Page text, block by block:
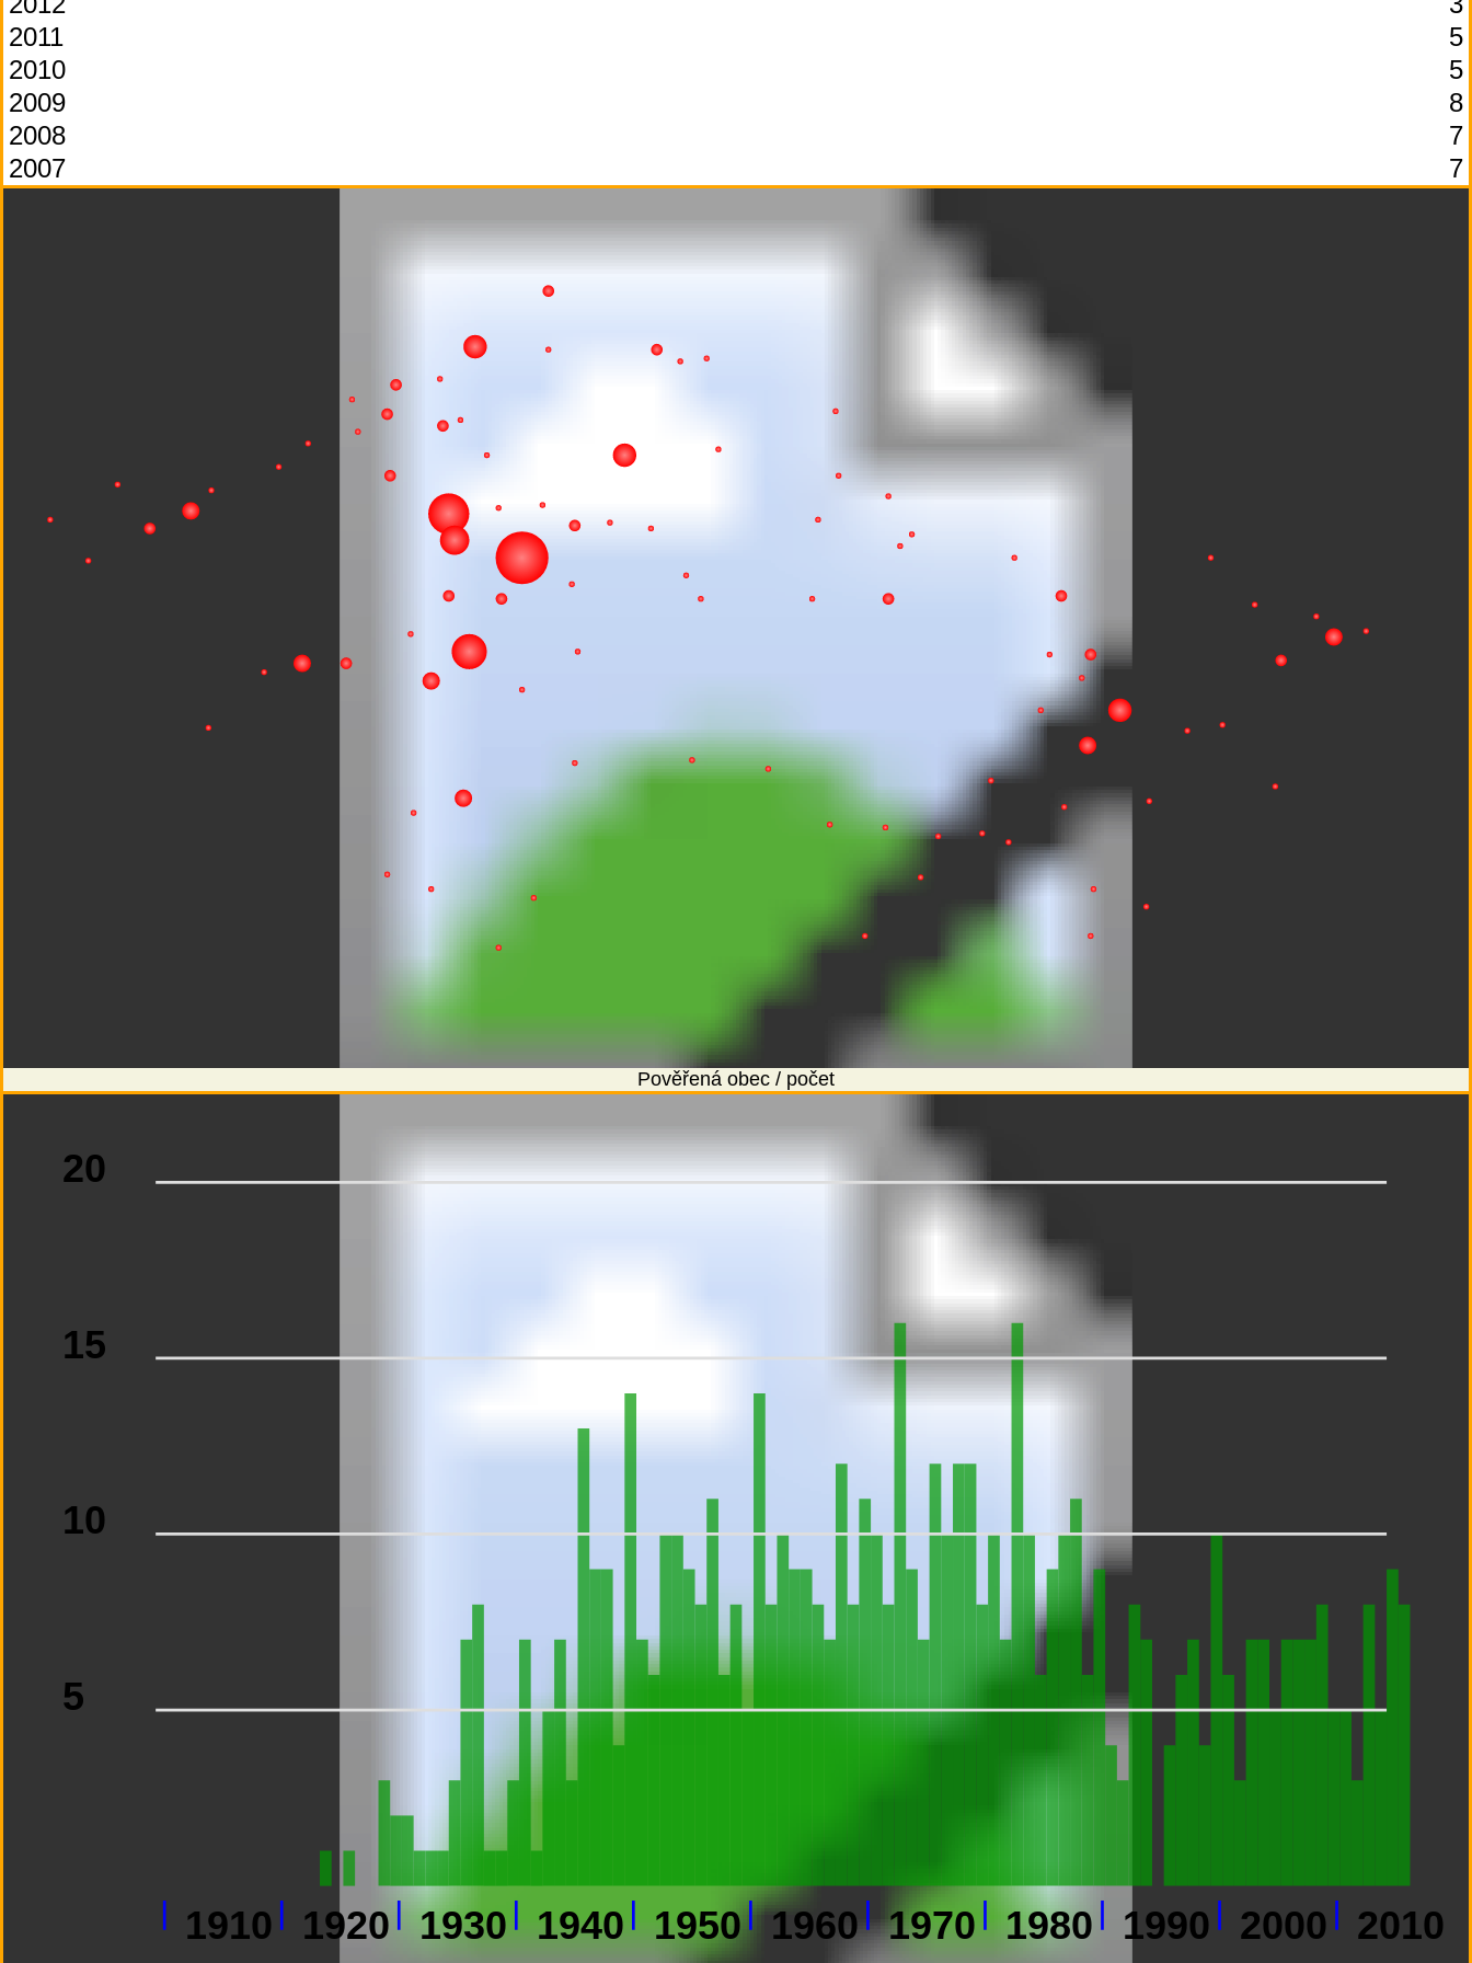
2011
5
2010
5
2009
8
2008
7
2007
7
Pověřená obec / počet
1910 1920 1930 1940 1950 1960 1970 1980 1990 2000 2010
5
10
15
20